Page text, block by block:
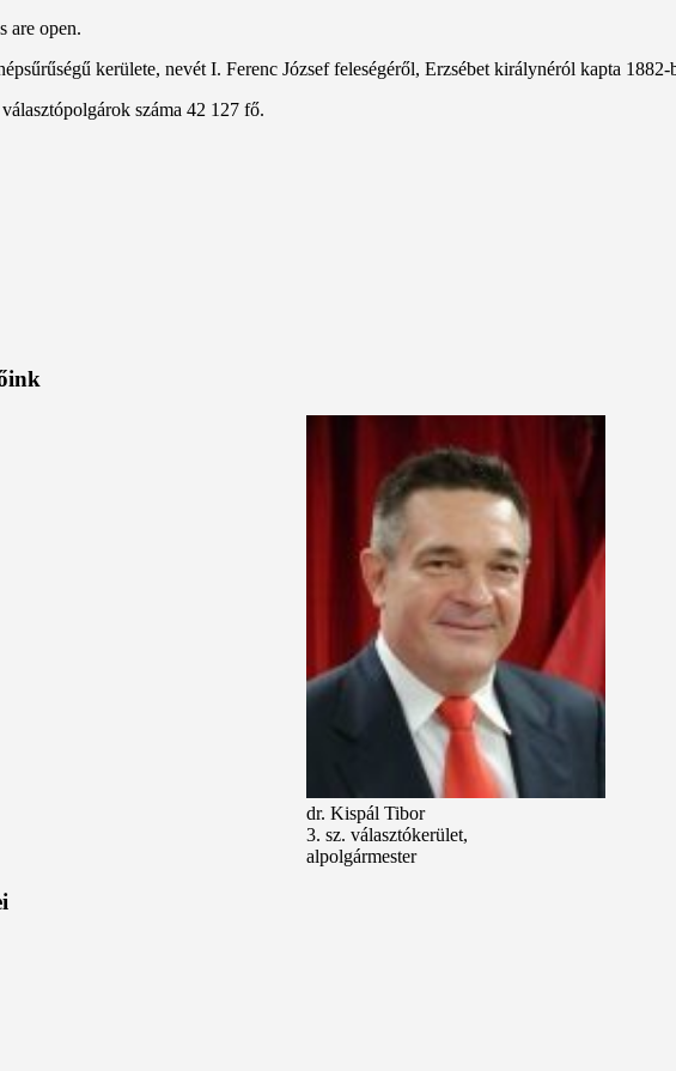
are open.
kerülete, nevét I. Ferenc József feleségéről, Erzsébet királynéról kapta 1882-
száma 42 127 fő.
dr. Kispál Tibor
3. sz. választókerület,
alpolgármester